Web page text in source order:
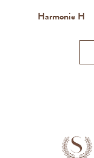
Harmonie H
Joaquim M.
Jean-Rémi M.
Tim L.
Nicolas R.